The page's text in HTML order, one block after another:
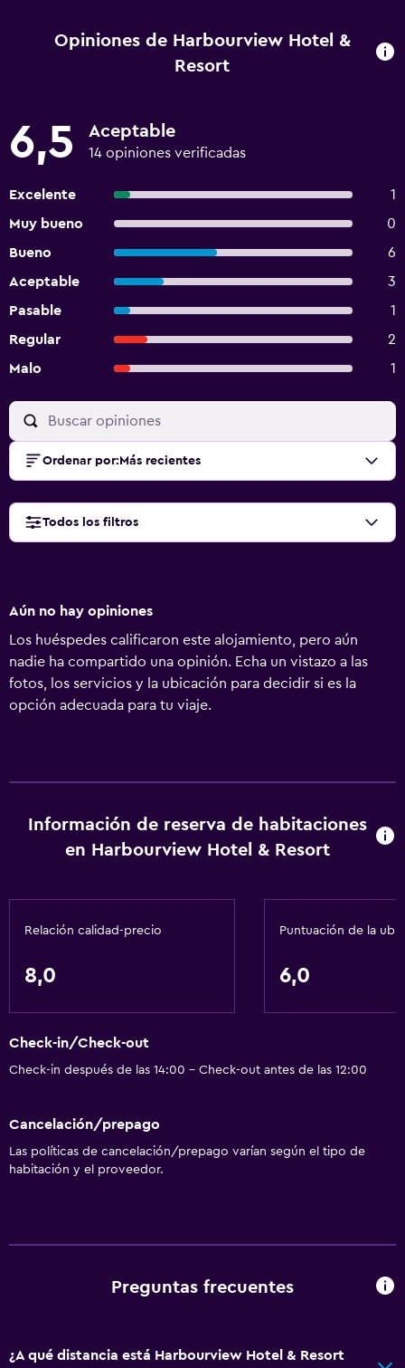
implementando medidas de seguridad para los huéspedes
Opiniones de Harbourview Hotel &
Resort
6,5 Aceptable
14 opiniones verificadas
Excelente
1
Muy bueno
0
Bueno
6
Aceptable
3
Pasable
1
Regular
2
Malo
1
Ordenar por: Más recientes
Todos los filtros
Aún no hay opiniones
Los huéspedes calificaron este alojamiento, pero aún
nadie ha compartido una opinión. Echa un vistazo a las
fotos, los servicios y la ubicación para decidir si es la
opción adecuada para tu viaje.
Información de reserva de habitaciones
en Harbourview Hotel & Resort
Relación calidad-precio
8,0
Puntuación de la
6,0
Check-in/Check-out
Check-in después de las 14:00 - Check-out antes de las 12:00
Cancelación/prepago
Las políticas de cancelación/prepago varían según el tipo de
habitación y el proveedor.
Preguntas frecuentes
¿A qué distancia está Harbourview Hotel & Resort